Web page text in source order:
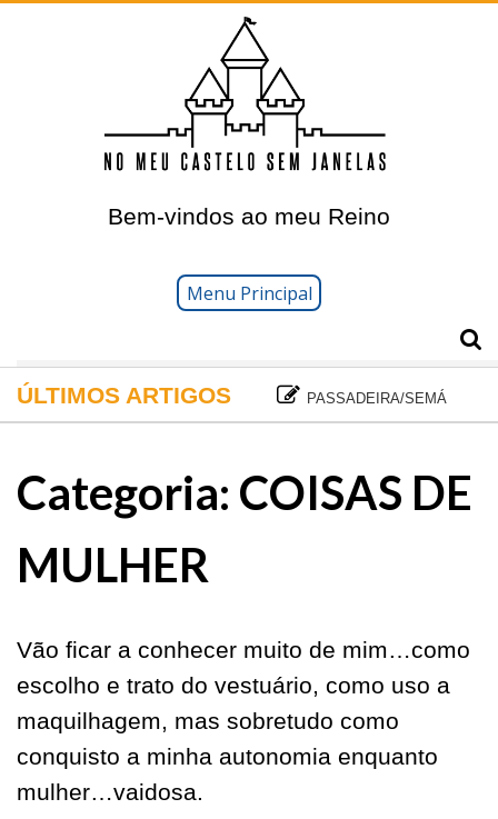
Bem-vindos ao meu Reino
Menu Principal
PASSADEIRA/SEMÁFOROS/
ÚLTIMOS ARTIGOS
Categoria: COISAS DE
MULHER
Vão ficar a conhecer muito de mim…como
escolho e trato do vestuário, como uso a
maquilhagem, mas sobretudo como
conquisto a minha autonomia enquanto
mulher…vaidosa.